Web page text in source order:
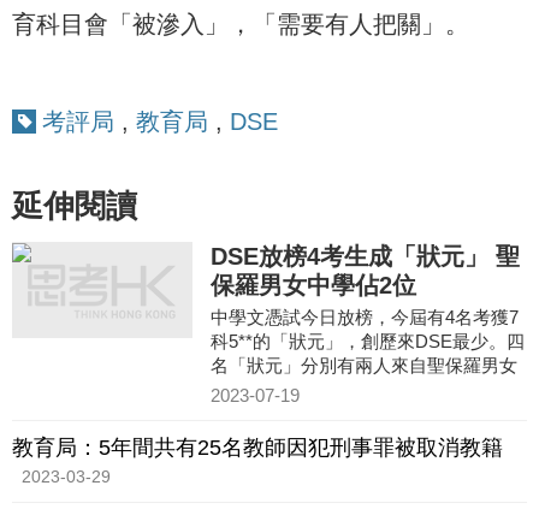
育科目會「被滲入」，「需要有人把關」。
考評局 , 教育局 , DSE
延伸閱讀
DSE放榜4考生成「狀元」 聖
保羅男女中學佔2位
中學文憑試今日放榜，今屆有4名考獲7
科5**的「狀元」，創歷來DSE最少。四
名「狀元」分別有兩人來自聖保羅男女
中學，一人來自皇仁書院，一人來自德
5**，躋身為「超級狀元」。
2023-07-19
教育局：5年間共有25名教師因犯刑事罪被取消教籍
2023-03-29